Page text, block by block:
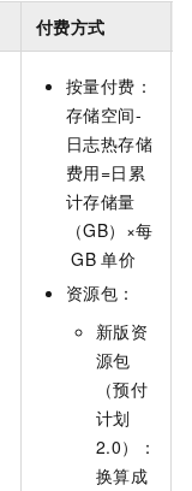
付费方式
按量付费：
存储空间-
日志热存储
费用=日累
计存储量
（GB）×每
GB 单价
资源包：
新版资
源包
（预付
计划
2.0）：
换算成